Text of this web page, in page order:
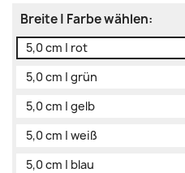
Breite | Farbe wählen:
5,0 cm | rot
5,0 cm | grün
5,0 cm | gelb
5,0 cm | weiß
5,0 cm | blau